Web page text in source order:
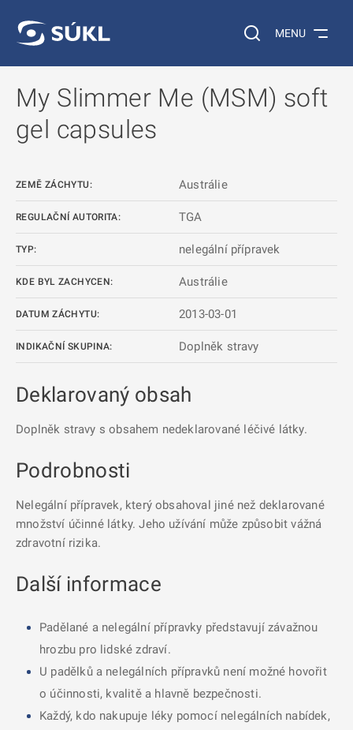
Vyhledávání na
MENU
My Slimmer Me (MSM) soft
gel capsules
ZEMĚ ZÁCHYTU: Austrálie
REGULAČNÍ AUTORITA: TGA
TYP: nelegální přípravek
KDE BYL ZACHYCEN: Austrálie
DATUM ZÁCHYTU: 2013-03-01
INDIKAČNÍ SKUPINA: Doplněk stravy
Deklarovaný obsah
Doplněk stravy s obsahem nedeklarované léčivé látky.
Podrobnosti
Nelegální přípravek, který obsahoval jiné než deklarované
množství účinné látky. Jeho užívání může způsobit vážná
zdravotní rizika.
Další informace
Padělané a nelegální přípravky představují závažnou
hrozbu pro lidské zdraví.
U padělků a nelegálních přípravků není možné hovořit
o účinnosti, kvalitě a hlavně bezpečnosti.
Každý, kdo nakupuje léky pomocí nelegálních nabídek,